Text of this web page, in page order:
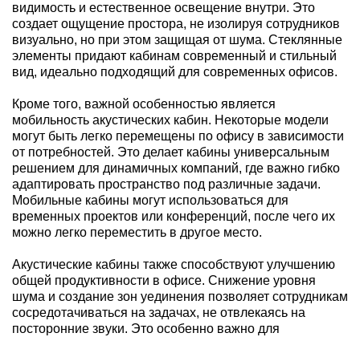
видимость и естественное освещение внутри. Это
создает ощущение простора, не изолируя сотрудников
визуально, но при этом защищая от шума. Стеклянные
элементы придают кабинам современный и стильный
вид, идеально подходящий для современных офисов.
Кроме того, важной особенностью является
мобильность акустических кабин. Некоторые модели
могут быть легко перемещены по офису в зависимости
от потребностей. Это делает кабины универсальным
решением для динамичных компаний, где важно гибко
адаптировать пространство под различные задачи.
Мобильные кабины могут использоваться для
временных проектов или конференций, после чего их
можно легко переместить в другое место.
Акустические кабины также способствуют улучшению
общей продуктивности в офисе. Снижение уровня
шума и создание зон уединения позволяет сотрудникам
сосредотачиваться на задачах, не отвлекаясь на
посторонние звуки. Это особенно важно для